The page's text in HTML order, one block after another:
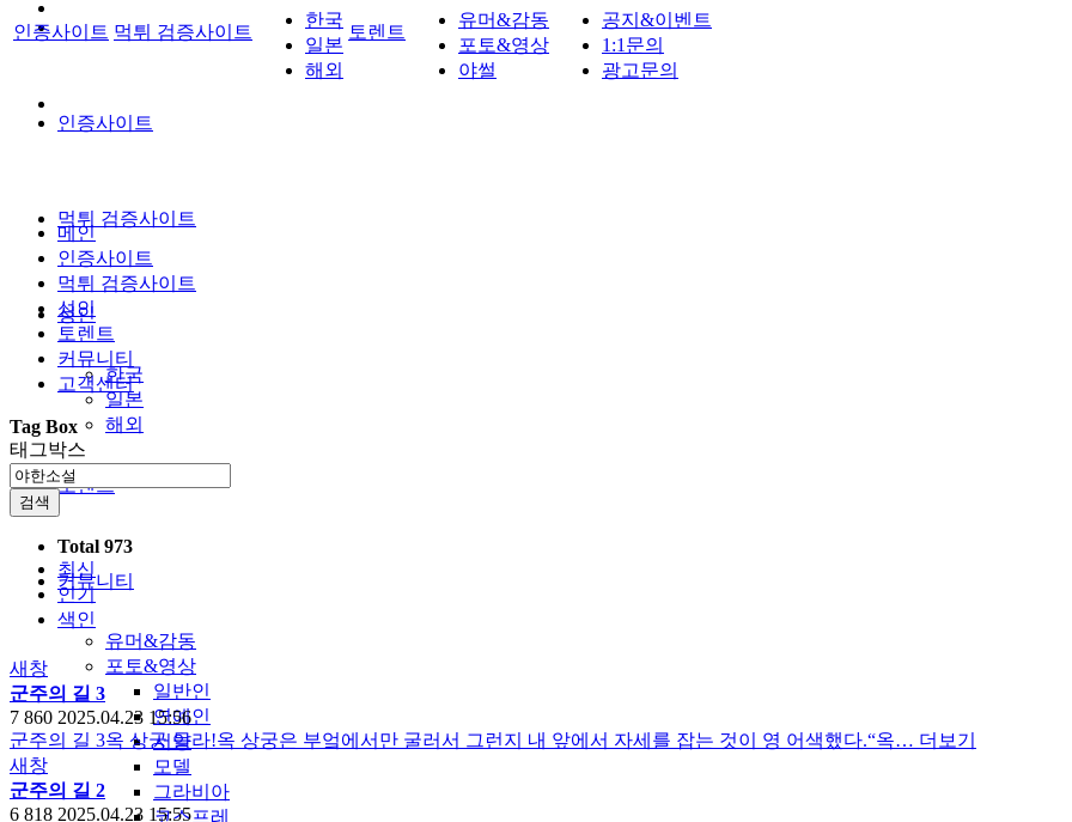
인증사이트
먹튀 검증사이트
성인
한국
일본
해외
토렌트
커뮤니티
유머&감동
포토&영상
일반인
연예인
서양
모델
그라비아
코스프레
인증사이트 먹튀 검증사이트
한국
일본
해외
토렌트
유머&감동
포토&영상
야썰
공지&이벤트
1:1문의
광고문의
메인
인증사이트
먹튀 검증사이트
성인
토렌트
커뮤니티
고객센터
Tag Box
태그박스
검색
Total 973
최신
인기
색인
새창
군주의 길 3
7 860 2025.04.23 15:56
군주의 길 3옥 상궁 들라!옥 상궁은 부엌에서만 굴러서 그런지 내 앞에서 자세를 잡는 것이 영 어색했다.“옥… 더보기
새창
군주의 길 2
6 818 2025.04.23 15:55